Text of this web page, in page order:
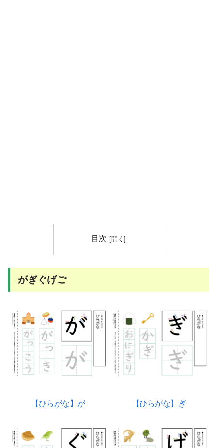
目次
がぎぐげご
【ひらがな】が 【ひらがな】ぎ